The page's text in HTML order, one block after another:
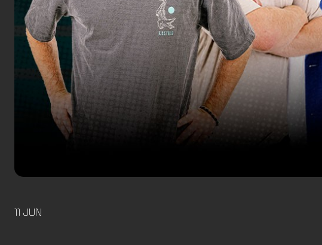
11 JUN